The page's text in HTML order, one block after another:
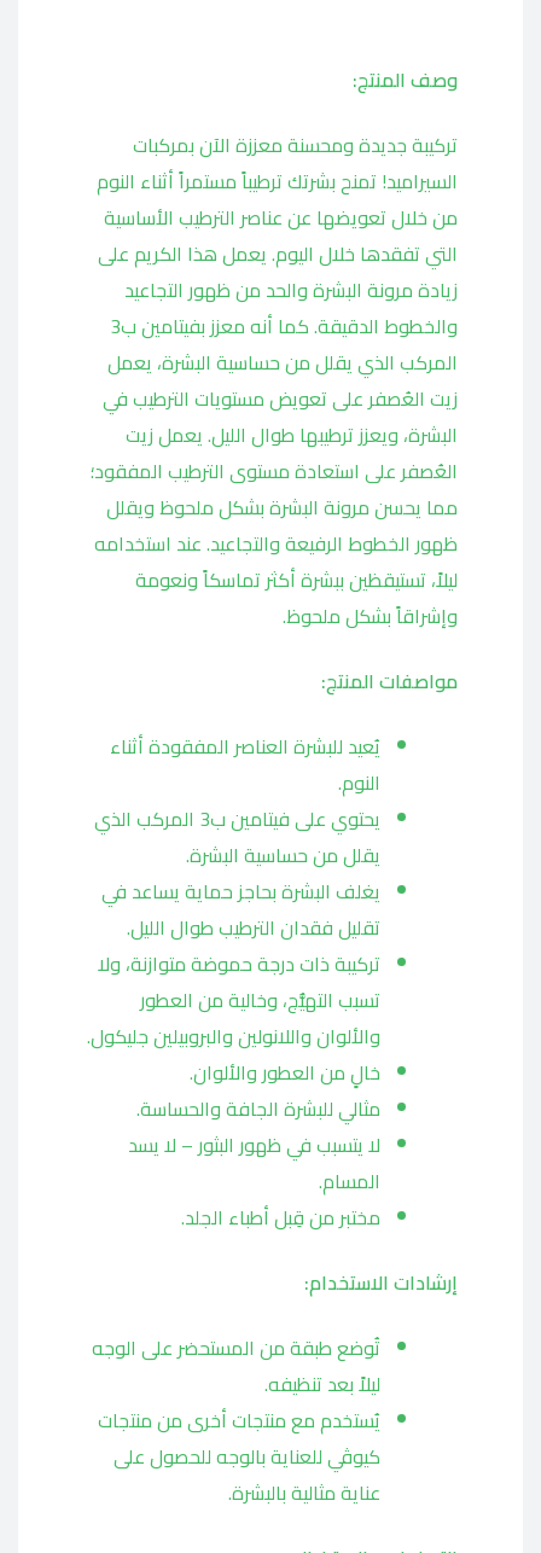
وصف المنتج:
تركيبة جديدة ومحسنة معززة الآن بمركبات
السيراميد! تمنح بشرتك ترطيباً مستمراً أثناء النوم
من خلال تعويضها عن عناصر الترطيب الأساسية
التي تفقدها خلال اليوم. يعمل هذا الكريم على
زيادة مرونة البشرة والحد من ظهور التجاعيد
والخطوط الدقيقة. كما أنه معزز بفيتامين ب3
المركب الذي يقلل من حساسية البشرة، يعمل
زيت العُصفر على تعويض مستويات الترطيب في
البشرة، ويعزز ترطيبها طوال الليل. يعمل زيت
العُصفر على استعادة مستوى الترطيب المفقود؛
مما يحسن مرونة البشرة بشكل ملحوظ ويقلل
ظهور الخطوط الرفيعة والتجاعيد. عند استخدامه
ليلاً، تستيقظين ببشرة أكثر تماسكاً ونعومة
وإشراقاً بشكل ملحوظ.
مواصفات المنتج:
يُعيد للبشرة العناصر المفقودة أثناء
النوم.
يحتوي على فيتامين ب3 المركب الذي
يقلل من حساسية البشرة.
يغلف البشرة بحاجز حماية يساعد في
تقليل فقدان الترطيب طوال الليل.
تركيبة ذات درجة حموضة متوازنة، ولا
تسبب التهيُّج، وخالية من العطور
والألوان واللانولين والبروبيلين جليكول.
خالٍ من العطور والألوان.
مثالي للبشرة الجافة والحساسة.
لا يتسبب في ظهور البثور – لا يسد
المسام.
مختبر من قِبل أطباء الجلد.
إرشادات الاستخدام:
تُوضع طبقة من المستحضر على الوجه
ليلاً بعد تنظيفه.
يُستخدم مع منتجات أخرى من منتجات
كيوڤي للعناية بالوجه للحصول على
عناية مثالية بالبشرة.